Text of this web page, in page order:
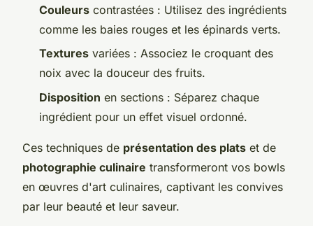
Couleurs contrastées : Utilisez des ingrédients
comme les baies rouges et les épinards verts.
Textures variées : Associez le croquant des
noix avec la douceur des fruits.
Disposition en sections : Séparez chaque
ingrédient pour un effet visuel ordonné.
Ces techniques de présentation des plats et de
photographie culinaire transformeront vos bowls
en œuvres d'art culinaires, captivant les convives
par leur beauté et leur saveur.